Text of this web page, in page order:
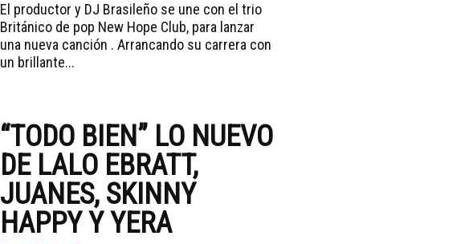
El productor y DJ Brasileño se une con el trio
Británico de pop New Hope Club, para lanzar
una nueva canción . Arrancando su carrera con
un brillante...
“TODO BIEN” LO NUEVO
DE LALO EBRATT,
JUANES, SKINNY
HAPPY Y YERA